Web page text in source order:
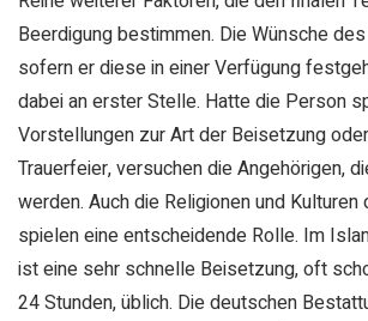
Beerdigung bestimmen. Die Wünsche
sofern er diese in einer Verfügung
dabei an erster Stelle. Hatte die Person
Vorstellungen zur Art der Beisetzung
Trauerfeier, versuchen die Angehörigen,
werden. Auch die Religionen und
spielen eine entscheidende Rolle. Im
ist eine sehr schnelle Beisetzung, oft
24 Stunden, üblich. Die deutschen